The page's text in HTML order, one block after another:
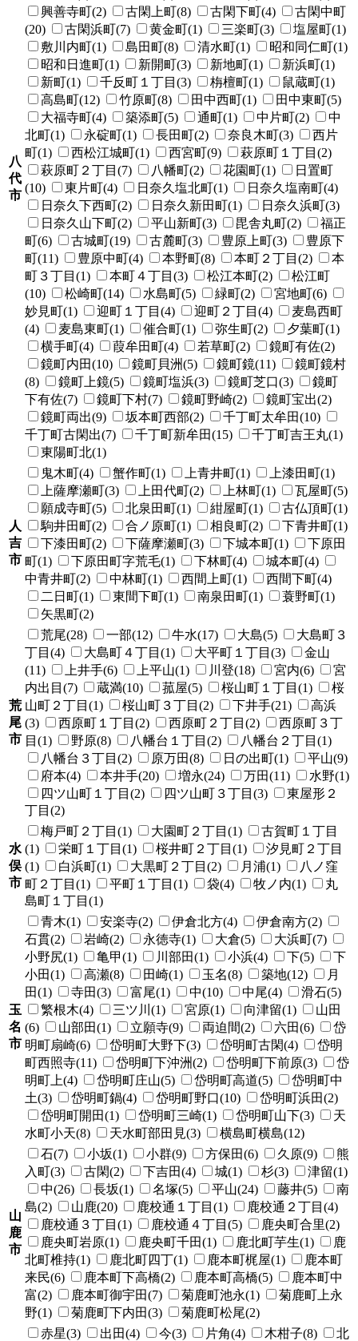
八
代
市
興善寺町(2)
古閑上町(8) 古閑下町(4)
古閑中町
(20)
古閑浜町(7) 黄金町(1) 三楽町(3)
塩屋町(1)
敷川内町(1)
島田町(8) 清水町(1)
昭和同仁町(1)
昭和日進町(1)
新開町(3) 新地町(1)
新浜町(1)
新町(1)
千反町１丁目(3) 栴檀町(1)
鼠蔵町(1)
高島町(12)
竹原町(8) 田中西町(1)
田中東町(5)
大福寺町(4)
築添町(5) 通町(1) 中片町(2)
中
北町(1)
永碇町(1) 長田町(2) 奈良木町(3)
西片
町(1)
西松江城町(1) 西宮町(9)
萩原町１丁目(2)
萩原町２丁目(7)
八幡町(2) 花園町(1)
日置町
(10)
東片町(4) 日奈久塩北町(1)
日奈久塩南町(4)
日奈久下西町(2)
日奈久新田町(1)
日奈久浜町(3)
日奈久山下町(2)
平山新町(3) 毘舎丸町(2)
福正
町(6)
古城町(19) 古麓町(3) 豊原上町(3)
豊原下
町(11)
豊原中町(4) 本野町(8) 本町２丁目(2)
本
町３丁目(1)
本町４丁目(3) 松江本町(2)
松江町
(10)
松崎町(14) 水島町(5) 緑町(2)
宮地町(6)
妙見町(1)
迎町１丁目(4) 迎町２丁目(4)
麦島西町
(4)
麦島東町(1) 催合町(1) 弥生町(2)
夕葉町(1)
横手町(4)
葭牟田町(4) 若草町(2)
鏡町有佐(2)
鏡町内田(10)
鏡町貝洲(5) 鏡町鏡(11)
鏡町鏡村
(8)
鏡町上鏡(5) 鏡町塩浜(3) 鏡町芝口(3)
鏡町
下有佐(7)
鏡町下村(7) 鏡町野崎(2)
鏡町宝出(2)
鏡町両出(9)
坂本町西部(2)
千丁町太牟田(10)
千丁町古閑出(7)
千丁町新牟田(15)
千丁町吉王丸(1)
東陽町北(1)
人
吉
市
鬼木町(4) 蟹作町(1) 上青井町(1)
上漆田町(1)
上薩摩瀬町(3)
上田代町(2) 上林町(1)
瓦屋町(5)
願成寺町(5)
北泉田町(1) 紺屋町(1)
古仏頂町(1)
駒井田町(2)
合ノ原町(1) 相良町(2)
下青井町(1)
下漆田町(2)
下薩摩瀬町(3) 下城本町(1)
下原田
町(1)
下原田町字荒毛(1) 下林町(4)
城本町(4)
中青井町(2)
中林町(1) 西間上町(1)
西間下町(4)
二日町(1)
東間下町(1) 南泉田町(1)
蓑野町(1)
矢黒町(2)
荒
尾
市
荒尾(28) 一部(12) 牛水(17) 大島(5)
大島町３
丁目(4)
大島町４丁目(1) 大平町１丁目(3)
金山
(11)
上井手(6) 上平山(1) 川登(18) 宮内(6)
宮
内出目(7)
蔵満(10) 菰屋(5) 桜山町１丁目(1)
桜
山町２丁目(1)
桜山町３丁目(2) 下井手(21)
高浜
(3)
西原町１丁目(2) 西原町２丁目(2)
西原町３丁
目(1)
野原(8) 八幡台１丁目(2)
八幡台２丁目(1)
八幡台３丁目(2)
原万田(8) 日の出町(1)
平山(9)
府本(4)
本井手(20) 増永(24) 万田(11)
水野(1)
四ツ山町１丁目(2)
四ツ山町３丁目(3)
東屋形２
丁目(2)
水
俣
市
梅戸町２丁目(1) 大園町２丁目(1)
古賀町１丁目
(1)
栄町１丁目(1) 桜井町２丁目(1)
汐見町２丁目
(1)
白浜町(1) 大黒町２丁目(2) 月浦(1)
八ノ窪
町２丁目(1)
平町１丁目(1) 袋(4) 牧ノ内(1)
丸
島町１丁目(1)
玉
名
市
青木(1) 安楽寺(2) 伊倉北方(4)
伊倉南方(2)
石貫(2)
岩崎(2) 永徳寺(1) 大倉(5)
大浜町(7)
小野尻(1)
亀甲(1) 川部田(1) 小浜(4) 下(5)
下
小田(1)
高瀬(8) 田崎(1) 玉名(8) 築地(12)
月
田(1)
寺田(3) 富尾(1) 中(10) 中尾(4)
滑石(5)
繁根木(4)
三ツ川(1) 宮原(1) 向津留(1)
山田
(6)
山部田(1) 立願寺(9) 両迫間(2) 六田(6)
岱
明町扇崎(6)
岱明町大野下(3) 岱明町古閑(4)
岱明
町西照寺(11)
岱明町下沖洲(2) 岱明町下前原(3)
岱
明町上(4)
岱明町庄山(5) 岱明町高道(5)
岱明町中
土(3)
岱明町鍋(4) 岱明町野口(10)
岱明町浜田(2)
岱明町開田(1)
岱明町三崎(1) 岱明町山下(3)
天
水町小天(8)
天水町部田見(3) 横島町横島(12)
山
鹿
市
石(7) 小坂(1) 小群(9) 方保田(6) 久原(9)
熊
入町(3)
古閑(2) 下吉田(4) 城(1) 杉(3)
津留(1)
中(26)
長坂(1) 名塚(5) 平山(24) 藤井(5)
南
島(2)
山鹿(20) 鹿校通１丁目(1)
鹿校通２丁目(4)
鹿校通３丁目(1)
鹿校通４丁目(5)
鹿央町合里(2)
鹿央町岩原(1)
鹿央町千田(1) 鹿北町芋生(1)
鹿
北町椎持(1)
鹿北町四丁(1) 鹿本町梶屋(1)
鹿本町
来民(6)
鹿本町下高橋(2) 鹿本町高橋(5)
鹿本町中
富(2)
鹿本町御宇田(7) 菊鹿町池永(1)
菊鹿町上永
野(1)
菊鹿町下内田(3) 菊鹿町松尾(2)
赤星(3) 出田(4) 今(3) 片角(4) 木柑子(8)
北